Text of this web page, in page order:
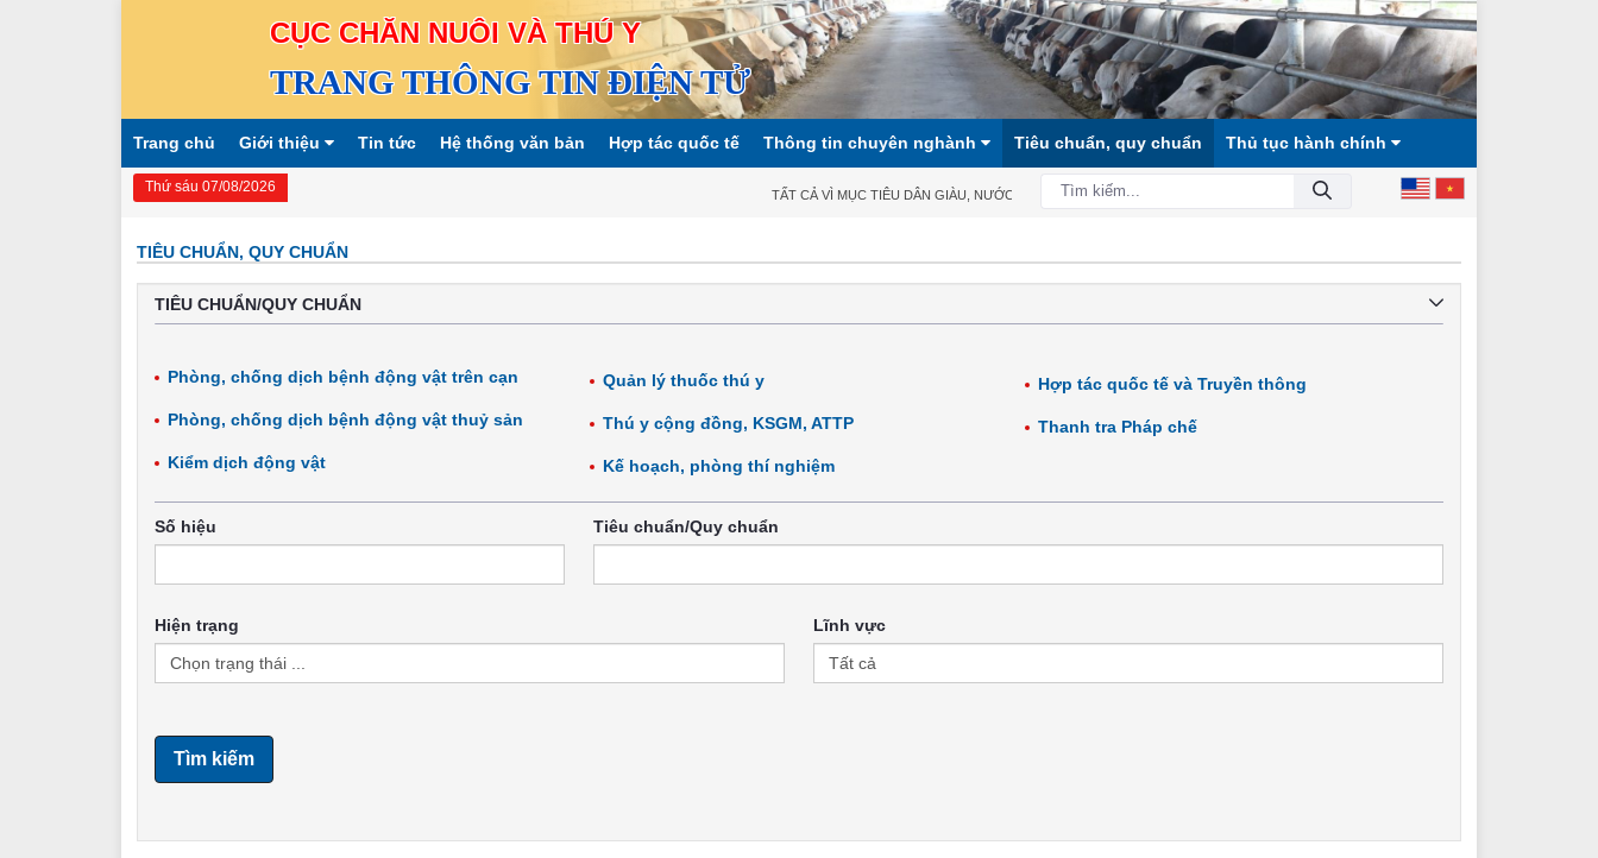
CỤC CHĂN NUÔI VÀ THÚ Y
TRANG THÔNG TIN ĐIỆN TỬ
Trang chủ Giới thiệu Tin tức Hệ thống văn bản Hợp tác quốc tế Thông tin chuyên nghành Tiêu chuẩn, quy chuẩn Thủ tục hành chính
Thứ sáu 07/08/2026 TẤT CẢ VÌ MỤC TIÊU DÂN GIÀU, NƯỚC MẠNH, XÃ HỘI CÔNG BẰNG, DÂN CHỦ, VĂN MINH!
TIÊU CHUẨN, QUY CHUẨN
TIÊU CHUẨN/QUY CHUẨN
Phòng, chống dịch bệnh động vật trên cạn
Phòng, chống dịch bệnh động vật thuỷ sản
Kiểm dịch động vật
Quản lý thuốc thú y
Thú y cộng đồng, KSGM, ATTP
Kế hoạch, phòng thí nghiệm
Hợp tác quốc tế và Truyền thông
Thanh tra Pháp chế
Số hiệu Tiêu chuẩn/Quy chuẩn
Hiện trạng Lĩnh vực
Tìm kiếm